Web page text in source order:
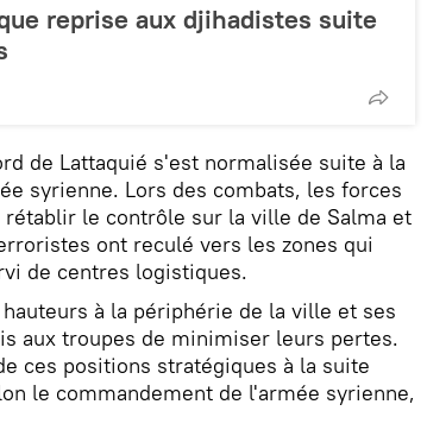
reprise aux djihadistes suite
de Lattaquié s'est normalisée suite à la
syrienne. Lors des combats, les forces
le contrôle sur la ville de Salma et
ont reculé vers les zones qui
de centres logistiques.
à la périphérie de la ville et ses
aux troupes de minimiser leurs pertes.
ces positions stratégiques à la suite
le commandement de l'armée syrienne,